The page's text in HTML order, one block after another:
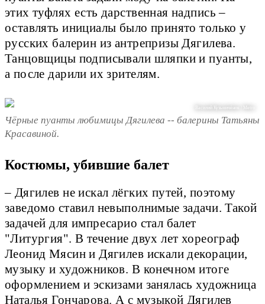
этих туфлях есть дарственная надпись –
оставлять инициалы было принято только у
русских балерин из антрепризы Дягилева.
Танцовщицы подписывали шляпки и пуанты,
а после дарили их зрителям.
Василий Кузьмичёнок / Metro
Чёрные пуанты любимицы Дягилева -- балерины Татьяны
Красавиной.
Костюмы, убившие балет
– Дягилев не искал лёгких путей, поэтому
заведомо ставил невыполнимые задачи. Такой
задачей для импресарио стал балет
"Литургия". В течение двух лет хореограф
Леонид Мясин и Дягилев искали декорации,
музыку и художников. В конечном итоге
оформлением и эскизами занялась художница
Наталья Гончарова. А с музыкой Дягилев